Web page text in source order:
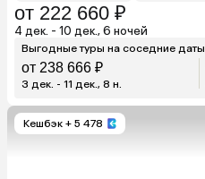
от 222 660 ₽
4 дек. - 10 дек., 6 ночей
Выгодные туры на соседние даты
от 238 666 ₽
3 дек. - 11 дек., 8 н.
Кешбэк + 5 478